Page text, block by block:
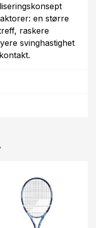
en større
raskere
svinghastighet